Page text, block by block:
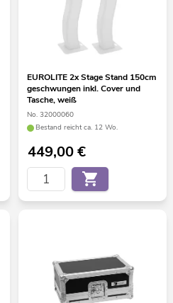
EUROLITE 2x Stage Stand 150cm
geschwungen inkl. Cover und
Tasche, weiß
No. 32000060
Bestand reicht ca. 12 Wo.
449,00€